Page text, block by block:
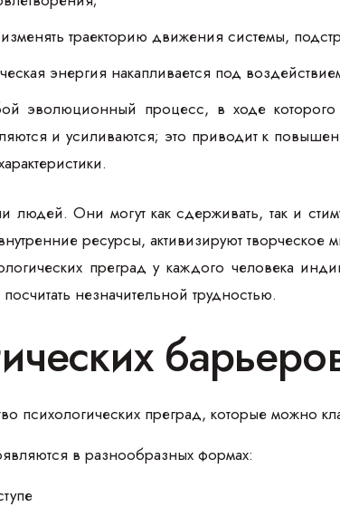
траекторию движения системы,
энергия накапливается под
эволюционный процесс, в ходе
и усиливаются; это приводит к
Они могут как сдерживать, так и
ресурсы, активизируют творческое
преград у каждого человека
незначительной трудностью.
психологических преград, которые можно
в разнообразных формах: